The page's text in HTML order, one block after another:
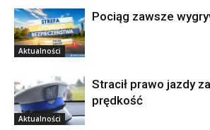
Aktualności
Pociąg zawsze
Aktualności
Stracił prawo jazdy
prędkość